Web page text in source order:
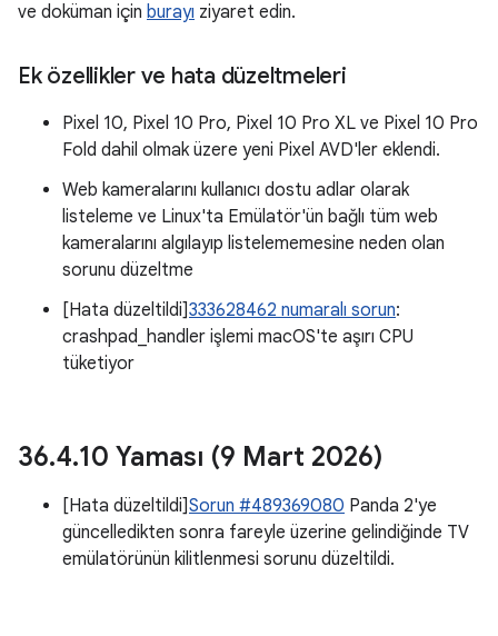
ve doküman için burayı ziyaret edin.
Ek özellikler ve hata düzeltmeleri
Pixel 10, Pixel 10 Pro, Pixel 10 Pro XL ve Pixel 10 Pro
Fold dahil olmak üzere yeni Pixel AVD'ler eklendi.
Web kameralarını kullanıcı dostu adlar olarak
listeleme ve Linux'ta Emülatör'ün bağlı tüm web
kameralarını algılayıp listelememesine neden olan
sorunu düzeltme
[Hata düzeltildi]333628462 numaralı sorun:
crashpad_handler işlemi macOS'te aşırı CPU
tüketiyor
36.4.10 Yaması (9 Mart 2026)
[Hata düzeltildi]Sorun #489369080 Panda 2'ye
güncelledikten sonra fareyle üzerine gelindiğinde TV
emülatörünün kilitlenmesi sorunu düzeltildi.